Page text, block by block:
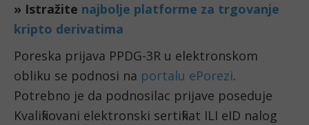
» Istražite najbolje platforme za trgovanje
kripto derivatima
Poreska prijava PPDG-3R u elektronskom
obliku se podnosi na portalu ePorezi.
Potrebno je da podnosilac prijave poseduje
Kvalifikovani elektronski sertifikat ILI eID nalog